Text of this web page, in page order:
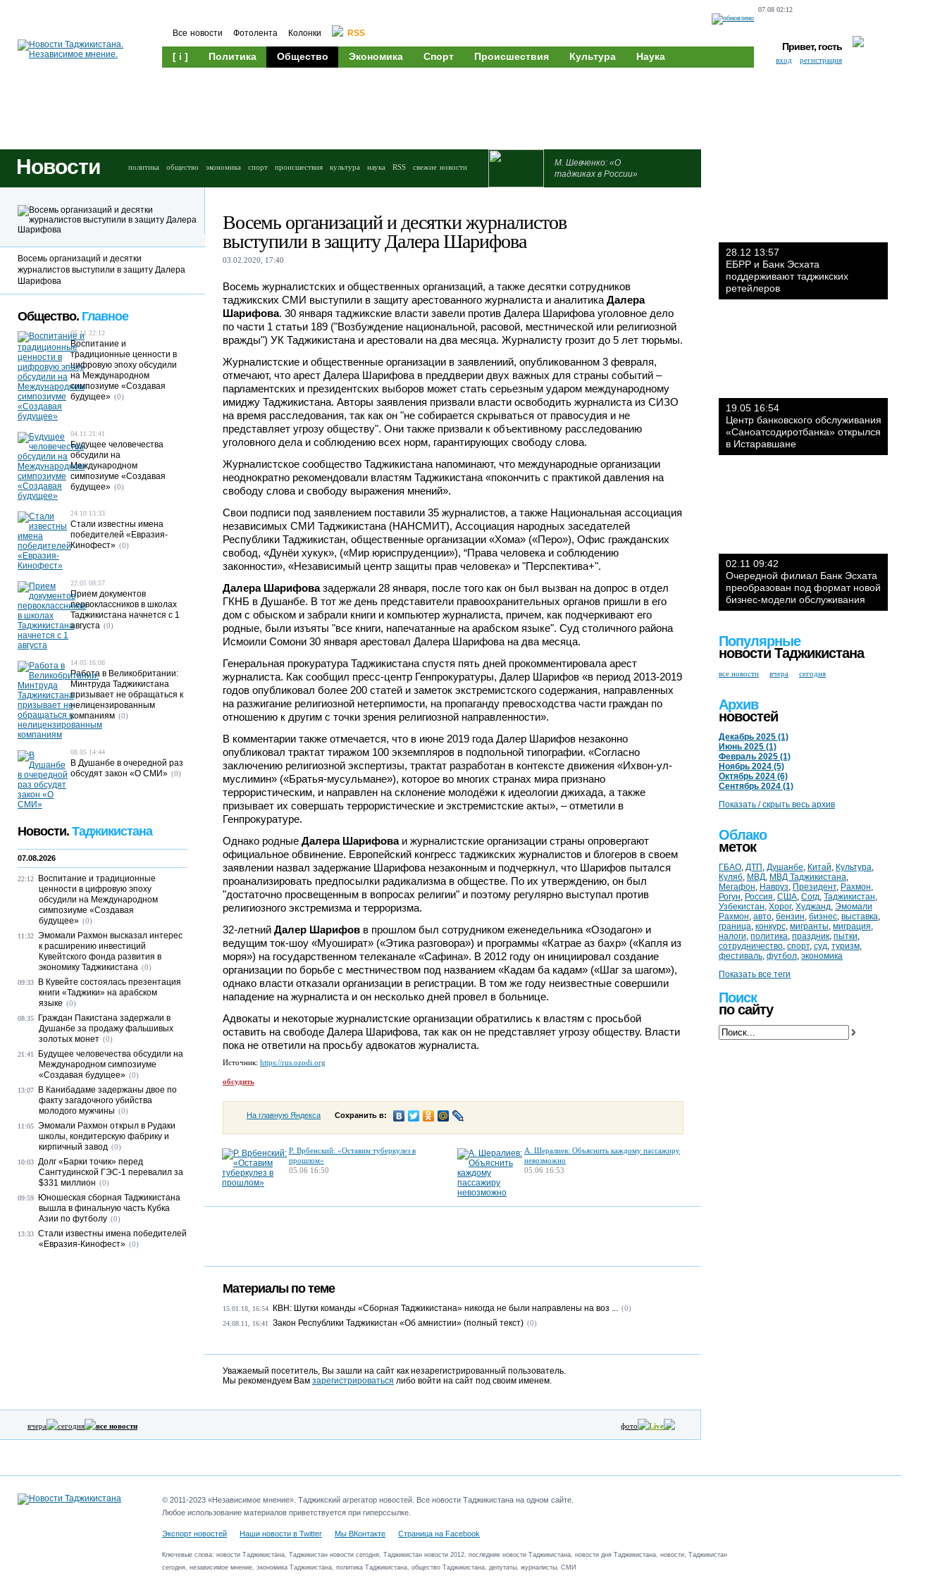
07.08 02:12
Все новости Фотолента Колонки RSS
[ i ] Политика Общество Экономика Спорт Происшествия Культура Наука
Привет, гость
вход регистрация
Новости политика общество экономика спорт происшествия культура наука RSS свежие новости
М. Шевченко: «О
таджиках в России»
Восемь организаций и десятки журналистов
выступили в защиту Далера Шарифова
03.02.2020, 17:40
Восемь журналистских и общественных организаций, а также десятки сотрудников
таджикских СМИ выступили в защиту арестованного журналиста и аналитика Далера
Шарифова. 30 января таджикские власти завели против Далера Шарифова уголовное дело
по части 1 статьи 189 ("Возбуждение национальной, расовой, местнической или религиозной
вражды") УК Таджикистана и арестовали на два месяца. Журналисту грозит до 5 лет тюрьмы.
Журналистские и общественные организации в заявлениий, опубликованном 3 февраля,
отмечают, что арест Далера Шарифова в преддверии двух важных для страны событий –
парламентских и президентских выборов может стать серьезным ударом международному
имиджу Таджикистана. Авторы заявления призвали власти освободить журналиста из СИЗО
на время расследования, так как он "не собирается скрываться от правосудия и не
представляет угрозу обществу". Они также призвали к объективному расследованию
уголовного дела и соблюдению всех норм, гарантирующих свободу слова.
Журналистское сообщество Таджикистана напоминают, что международные организации
неоднократно рекомендовали властям Таджикистана «покончить с практикой давления на
свободу слова и свободу выражения мнений».
Свои подписи под заявлением поставили 35 журналистов, а также Национальная ассоциация
независимых СМИ Таджикистана (НАНСМИТ), Ассоциация народных заседателей
Республики Таджикистан, общественные организации «Хома» («Перо»), Офис гражданских
свобод, «Дунёи хукук», («Мир юриспруденции»), “Права человека и соблюдению
законности», «Независимый центр защиты прав человека» и "Перспектива+".
Далера Шарифовазадержали 28 января, после того как он был вызван на допрос в отдел
ГКНБ в Душанбе. В тот же день представители правоохранительных органов пришли в его
дом с обыском и забрали книги и компьютер журналиста, причем, как подчеркивают его
родные, были изъяты "все книги, напечатанные на арабском языке". Суд столичного района
Исмоили Сомони 30 января арестовал Далера Шарифова на два месяца.
Генеральная прокуратура Таджикистана спустя пять дней прокомментировала арест
журналиста. Как сообщил пресс-центр Генпрокуратуры, Далер Шарифов «в период 2013-2019
годов опубликовал более 200 статей и заметок экстремистского содержания, направленных
на разжигание религиозной нетерпимости, на пропаганду превосходства части граждан по
отношению к другим с точки зрения религиозной направленности».
В комментарии также отмечается, что в июне 2019 года Далер Шарифов незаконно
опубликовал трактат тиражом 100 экземпляров в подпольной типографии. «Согласно
заключению религиозной экспертизы, трактат разработан в контексте движения «Ихвон-ул-
муслимин» («Братья-мусульмане»), которое во многих странах мира признано
террористическим, и направлен на склонение молодёжи к идеологии джихада, а также
призывает их совершать террористические и экстремистские акты», – отметили в
Генпрокуратуре.
Однако родные Далера Шарифоваи журналистские организации страны опровергают
официальное обвинение. Европейский конгресс таджикских журналистов и блогеров в своем
заявлении назвал задержание Шарифова незаконным и подчеркнул, что Шарифов пытался
проанализировать предпосылки радикализма в обществе. По их утверждению, он был
"достаточно просвещенным в вопросах религии" и поэтому регулярно выступал против
религиозного экстремизма и терроризма.
32-летний Далер Шарифов в прошлом был сотрудником еженедельника «Озодагон» и
ведущим ток-шоу «Муошират» («Этика разговора») и программы «Катрае аз бахр» («Капля из
моря») на государственном телеканале «Сафина». В 2012 году он инициировал создание
организации по борьбе с местничеством под названием «Кадам ба кадам» («Шаг за шагом»),
однако власти отказали организации в регистрации. В том же году неизвестные совершили
нападение на журналиста и он несколько дней провел в больнице.
Адвокаты и некоторые журналистские организации обратились к властям с просьбой
оставить на свободе Далера Шарифова, так как он не представляет угрозу обществу. Власти
пока не ответили на просьбу адвокатов журналиста.
Источник: https://rus.ozodi.org
обсудить
На главную Яндекса Сохранить в:
Р. Врбенский: «Оставим туберкулез в
прошлом»
05.06 16:50
А. Шералиев: Объяснить каждому пассажиру
невозможно
05.06 16:53
Материалы по теме
15.01.18, 16:54 КВН: Шутки команды «Сборная Таджикистана» никогда не были направлены на воз ... (0)
24.08.11, 16:41 Закон Республики Таджикистан «Об амнистии» (полный текст) (0)
Уважаемый посетитель, Вы зашли на сайт как незарегистрированный пользователь.
Мы рекомендуем Вам зарегистрироваться либо войти на сайт под своим именем.
Восемь организаций и десятки
журналистов выступили в защиту Далера
Шарифова
Общество. Главное
05.11 22:12
Воспитание и
традиционные ценности в
цифровую эпоху обсудили
на Международном
симпозиуме «Создавая
будущее» (0)
04.11 21:41
Будущее человечества
обсудили на
Международном
симпозиуме «Создавая
будущее» (0)
24.10 13:33
Стали известны имена
победителей «Евразия-
Кинофест» (0)
22.05 08:57
Прием документов
первоклассников в школах
Таджикистана начнется с 1
августа (0)
14.05 16:08
Работа в Великобритании:
Минтруда Таджикистана
призывает не обращаться к
нелицензированным
компаниям (0)
08.05 14:44
В Душанбе в очередной раз
обсудят закон «О СМИ» (0)
Новости. Таджикистана
07.08.2026
22:12
Воспитание и традиционные
ценности в цифровую эпоху
обсудили на Международном
симпозиуме «Создавая
будущее» (0)
11:32 Эмомали Рахмон высказал интерес
к расширению инвестиций
Кувейтского фонда развития в
экономику Таджикистана (0)
09:33
В Кувейте состоялась презентация
книги «Таджики» на арабском
языке (0)
08:35
Граждан Пакистана задержали в
Душанбе за продажу фальшивых
золотых монет (0)
21:41
Будущее человечества обсудили на
Международном симпозиуме
«Создавая будущее» (0)
13:07
В Канибадаме задержаны двое по
факту загадочного убийства
молодого мужчины (0)
11:05 Эмомали Рахмон открыл в Рудаки
школы, кондитерскую фабрику и
кирпичный завод (0)
10:03 Долг «Барки точик» перед
Сангтудинской ГЭС-1 перевалил за
$331 миллион (0)
09:59
Юношеская сборная Таджикистана
вышла в финальную часть Кубка
Азии по футболу (0)
13:33 Стали известны имена победителей
«Евразия-Кинофест» (0)
вчера сегодня все новости фото Live
28.12 13:57
ЕБРР и Банк Эсхата
поддерживают таджикских
ретейлеров
19.05 16:54
Центр банковского обслуживания
«Саноатсодиротбанка» открылся
в Истаравшане
02.11 09:42
Очередной филиал Банк Эсхата
преобразован под формат новой
бизнес-модели обслуживания
Популярные
новости Таджикистана
все новости вчера сегодня
Архив
новостей
Декабрь 2025 (1)
Июнь 2025 (1)
Февраль 2025 (1)
Ноябрь 2024 (5)
Октябрь 2024 (6)
Сентябрь 2024 (1)
Показать / скрыть весь архив
Облако
меток
ГБАО, ДТП , Душанбе, Китай, Культура,
Куляб, МВД, МВД Таджикистана,
Мегафон, Навруз, Президент, Рахмон,
Рогун, Россия, США, Согд, Таджикистан,
Узбекистан, Хорог, Худжанд, Эмомали
Рахмон, авто, бензин, бизнес, выставка,
граница, конкурс, мигранты, миграция,
налоги, политика, праздник, пытки,
сотрудничество, спорт, суд, туризм,
фестиваль, футбол, экономика
Показать все теги
Поиск
по сайту
© 2011-2023 «Независимое мнение». Таджикский агрегатор новостей. Все новости Таджикистана на одном сайте.
Любое использование материалов приветствуется при гиперссылке.
Экспорт новостей Наши новости в Twitter Мы ВКонтакте Страница на Facebook
Ключевые слова: новости Таджикистана, Таджикистан новости сегодня, Таджикистан новости 2012, последние новости Таджикистана, новости дня Таджикистана, новости, Таджикистан
сегодня, независимое мнение, экономика Таджикистана, политика Таджикистана, общество Таджикистана, депутаты, журналисты, СМИ